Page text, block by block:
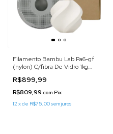
Filamento Bambu Lab Pa6-gf
(nylon) C/fibra De Vidro 1kg
R$899,99
R$809,99 com Pix
12 xde R$75,00sem juros